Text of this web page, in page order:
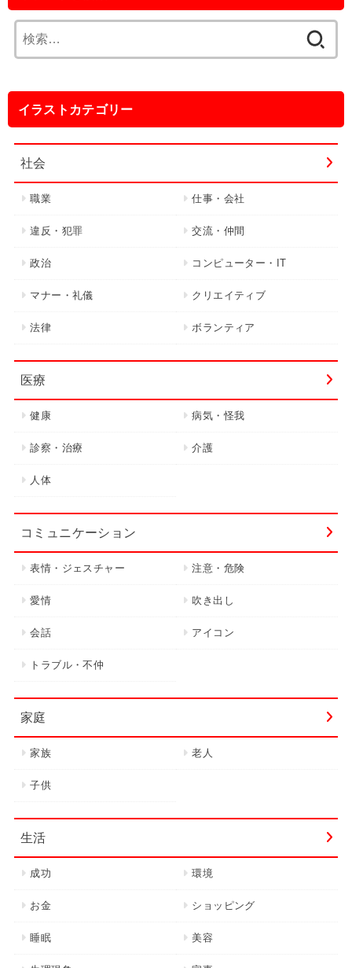
索:
イラストカテゴリー
社会
職業 仕事・会社
違反・犯罪 交流・仲間
政治 コンピューター・IT
マナー・礼儀 クリエイティブ
法律 ボランティア
医療
健康 病気・怪我
診察・治療 介護
人体
コミュニケーション
表情・ジェスチャー 注意・危険
愛情 吹き出し
会話 アイコン
トラブル・不仲
家庭
家族 老人
子供
生活
成功 環境
お金 ショッピング
睡眠 美容